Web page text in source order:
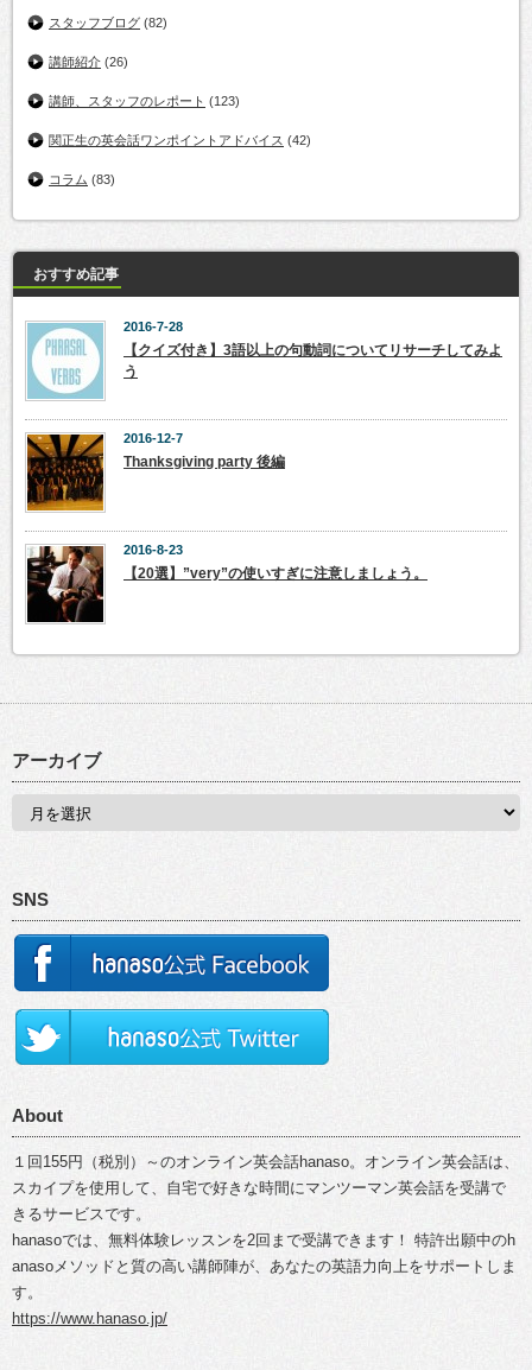
スタッフブログ (82)
講師紹介 (26)
講師、スタッフのレポート (123)
関正生の英会話ワンポイントアドバイス (42)
コラム (83)
おすすめ記事
2016-7-28
【クイズ付き】3語以上の句動詞についてリサーチしてみよ
う
2016-12-7
Thanksgiving party 後編
2016-8-23
【20選】”very”の使いすぎに注意しましょう。
アーカイブ
SNS
About
１回155円（税別）～のオンライン英会話hanaso。オンライン英会話は、
スカイプを使用して、自宅で好きな時間にマンツーマン英会話を受講で
きるサービスです。
hanasoでは、無料体験レッスンを2回まで受講できます！ 特許出願中のh
anasoメソッドと質の高い講師陣が、あなたの英語力向上をサポートしま
す。
https://www.hanaso.jp/